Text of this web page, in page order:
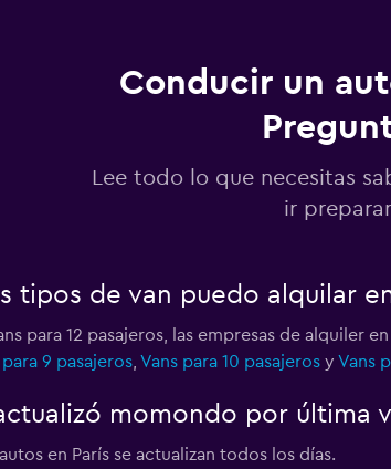
Ver precios
6 puntos de alquiler
Ver precios
Conducir un
Lee todo lo que necesitas
ir
tipos de van puedo alquilar
para 12 pasajeros, las empresas de alquiler
para 9 pasajeros, Vans para 10 pasajerosy Vans
momondo por última
en París se actualizan todos los días.